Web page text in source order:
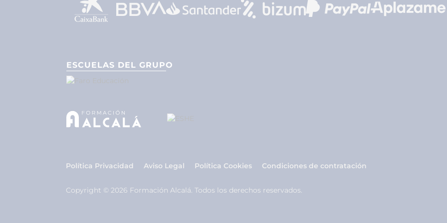
ESCUELAS DEL GRUPO
Política Privacidad Aviso Legal Política Cookies Condiciones de contratación
Copyright © 2026 Formación Alcalá. Todos los derechos reservados.